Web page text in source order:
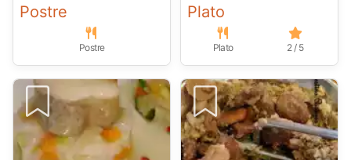
Postre
Postre
Plato
Plato 2 / 5